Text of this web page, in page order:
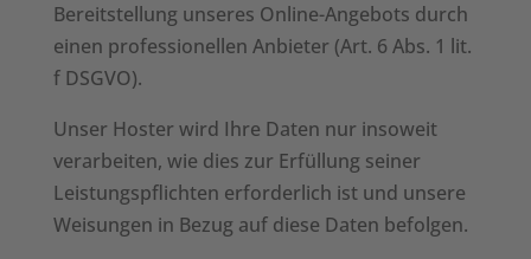
Bereitstellung unseres Online-Angebots durch
einen professionellen Anbieter (Art. 6 Abs. 1 lit.
f DSGVO).
Unser Hoster wird Ihre Daten nur insoweit
verarbeiten, wie dies zur Erfüllung seiner
Leistungspflichten erforderlich ist und unsere
Weisungen in Bezug auf diese Daten befolgen.